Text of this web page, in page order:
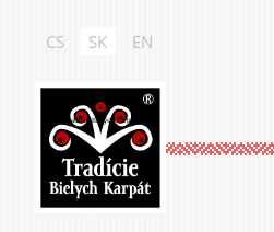
obsah
Tradície Bielych Karpát
CS SK EN